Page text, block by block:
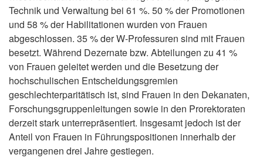
Technik und Verwaltung bei 61 %. 50 % der Promotionen
und 58 % der Habilitationen wurden von Frauen
abgeschlossen. 35 % der W-Professuren sind mit Frauen
besetzt. Während Dezernate bzw. Abteilungen zu 41 %
von Frauen geleitet werden und die Besetzung der
hochschulischen Entscheidungsgremien
geschlechterparitätisch ist, sind Frauen in den Dekanaten,
Forschungsgruppenleitungen sowie in den Prorektoraten
derzeit stark unterrepräsentiert. Insgesamt jedoch ist der
Anteil von Frauen in Führungspositionen innerhalb der
vergangenen drei Jahre gestiegen.